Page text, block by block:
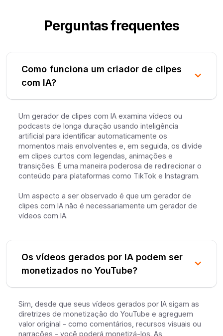
Perguntas frequentes
Como funciona um criador de clipes
com IA?
Um gerador de clipes com IA examina vídeos ou
podcasts de longa duração usando inteligência
artificial para identificar automaticamente os
momentos mais envolventes e, em seguida, os divide
em clipes curtos com legendas, animações e
transições. É uma maneira poderosa de redirecionar o
conteúdo para plataformas como TikTok e Instagram.
Um aspecto a ser observado é que um gerador de
clipes com IA não é necessariamente um gerador de
vídeos com IA.
Os vídeos gerados por IA podem ser
monetizados no YouTube?
Sim, desde que seus vídeos gerados por IA sigam as
diretrizes de monetização do YouTube e agreguem
valor original - como comentários, recursos visuais ou
narrações - você poderá monetizá-los. As